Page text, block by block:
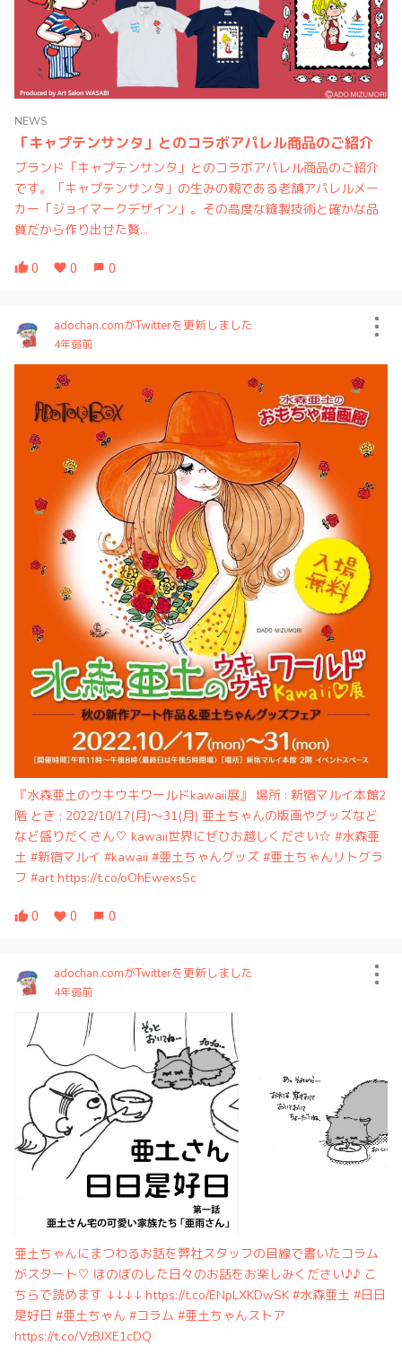
NEWS
「キャプテンサンタ」とのコラボアパレル商品のご紹介
ブランド「キャプテンサンタ」とのコラボアパレル商品のご紹介
です。「キャプテンサンタ」の生みの親である老舗アパレルメー
カー「ジョイマークデザイン」。その高度な縫製技術と確かな品
質だから作り出せた贅...
0 0 0
adochan.comがTwitterを更新しました
4年弱前
『水森亜土のウキウキワールドkawaii展』 場所 : 新宿マルイ本館2
階 とき : 2022/10/17(月)～31(月) 亜土ちゃんの版画やグッズなど
など盛りだくさん♡ kawaii世界にぜひお越しください☆ #水森亜
土 #新宿マルイ #kawaii #亜土ちゃんグッズ #亜土ちゃんリトグラ
フ #art https://t.co/oOhEwexsSc
0 0 0
adochan.comがTwitterを更新しました
4年弱前
亜土ちゃんにまつわるお話を弊社スタッフの目線で書いたコラム
がスタート♡ ほのぼのした日々のお話をお楽しみください♪♪ こ
ちらで読めます ↓↓↓↓ https://t.co/ENpLXKDwSK #水森亜土 #日日
是好日 #亜土ちゃん #コラム #亜土ちゃんストア
https://t.co/VzBJXE1cDQ